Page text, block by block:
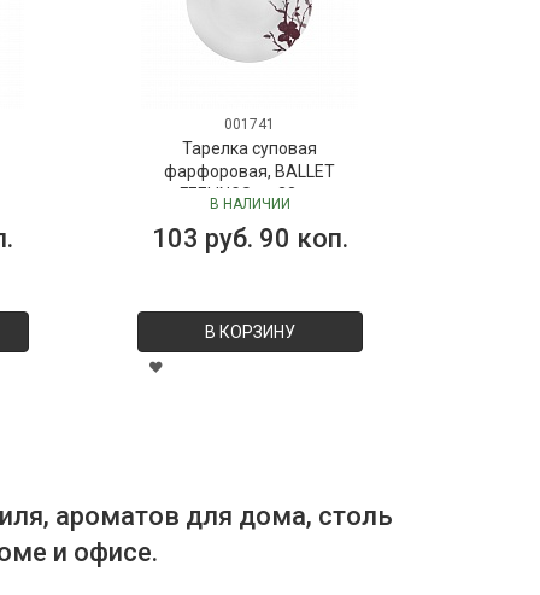
001741
Тарелка суповая
фарфоровая, BALLET
FEELINGS, д. 23 см
В НАЛИЧИИ
103 руб. 90 коп.
В КОРЗИНУ
ароматов для дома, столь
и офисе.